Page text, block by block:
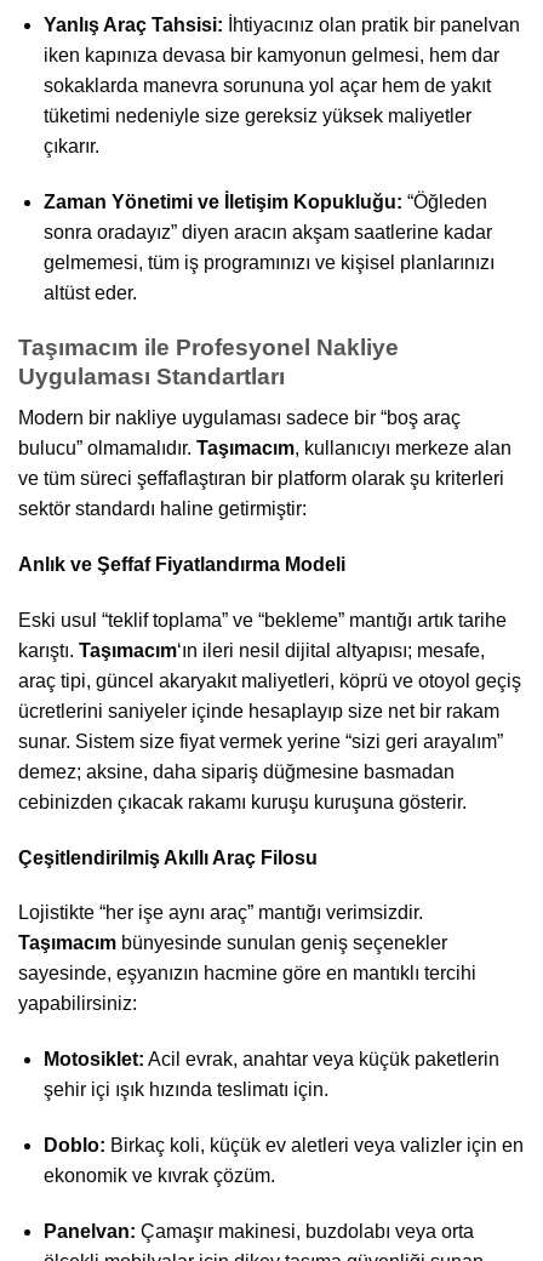
Yanlış Araç Tahsisi: İhtiyacınız olan pratik bir panelvan
iken kapınıza devasa bir kamyonun gelmesi, hem dar
sokaklarda manevra sorununa yol açar hem de yakıt
tüketimi nedeniyle size gereksiz yüksek maliyetler
çıkarır.
Zaman Yönetimi ve İletişim Kopukluğu: “Öğleden
sonra oradayız” diyen aracın akşam saatlerine kadar
gelmemesi, tüm iş programınızı ve kişisel planlarınızı
altüst eder.
Taşımacım ile Profesyonel Nakliye
Uygulaması Standartları
Modern bir nakliye uygulaması sadece bir “boş araç
bulucu” olmamalıdır. Taşımacım, kullanıcıyı merkeze alan
ve tüm süreci şeffaflaştıran bir platform olarak şu kriterleri
sektör standardı haline getirmiştir:
Anlık ve Şeffaf Fiyatlandırma Modeli
Eski usul “teklif toplama” ve “bekleme” mantığı artık tarihe
karıştı. Taşımacım‘ın ileri nesil dijital altyapısı; mesafe,
araç tipi, güncel akaryakıt maliyetleri, köprü ve otoyol geçiş
ücretlerini saniyeler içinde hesaplayıp size net bir rakam
sunar. Sistem size fiyat vermek yerine “sizi geri arayalım”
demez; aksine, daha sipariş düğmesine basmadan
cebinizden çıkacak rakamı kuruşu kuruşuna gösterir.
Çeşitlendirilmiş Akıllı Araç Filosu
Lojistikte “her işe aynı araç” mantığı verimsizdir.
Taşımacım bünyesinde sunulan geniş seçenekler
sayesinde, eşyanızın hacmine göre en mantıklı tercihi
yapabilirsiniz:
Motosiklet: Acil evrak, anahtar veya küçük paketlerin
şehir içi ışık hızında teslimatı için.
Doblo: Birkaç koli, küçük ev aletleri veya valizler için en
ekonomik ve kıvrak çözüm.
Panelvan: Çamaşır makinesi, buzdolabı veya orta